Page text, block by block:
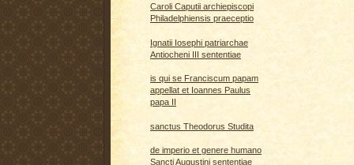
Caroli Caputii archiepiscopi
Philadelphiensis praeceptio
Ignatii Iosephi patriarchae
Antiocheni III sententiae
is qui se Franciscum papam
appellat et Ioannes Paulus
papa II
sanctus Theodorus Studita
de imperio et genere humano
Sancti Augustini sententiae